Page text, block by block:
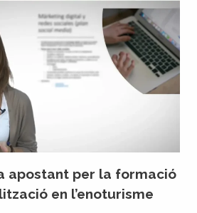
apostant per la formació
en l’enoturisme